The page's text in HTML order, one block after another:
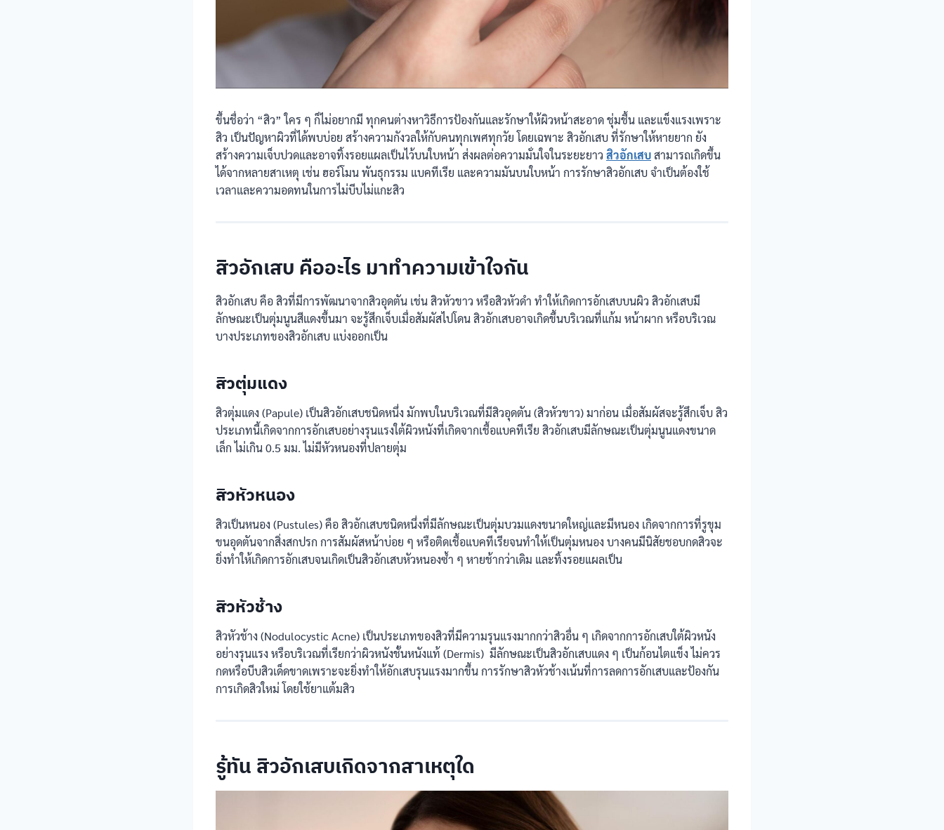
ขึ้นชื่อว่า “สิว” ใคร ๆ ก็ไม่อยากมี ทุกคนต่างหาวิธีการป้องกันและรักษาให้ผิวหน้าสะอาด ชุ่มชื้น และแข็งแรงเพราะ
สิว เป็นปัญหาผิวที่ได้พบบ่อย สร้างความกังวลให้กับคนทุกเพศทุกวัย โดยเฉพาะ สิวอักเสบ ที่รักษาให้หายยาก ยัง
สร้างความเจ็บปวดและอาจทิ้งรอยแผลเป็นไว้บนใบหน้า ส่งผลต่อความมั่นใจในระยะยาว สิวอักเสบสามารถเกิดขึ้น
ได้จากหลายสาเหตุ เช่น ฮอร์โมน พันธุกรรม แบคทีเรีย และความมันบนใบหน้า การรักษาสิวอักเสบ จำเป็นต้องใช้
เวลาและความอดทนในการไม่บีบไม่แกะสิว
สิวอักเสบ คืออะไร มาทำความเข้าใจกัน
สิวอักเสบ คือ สิวที่มีการพัฒนาจากสิวอุดตัน เช่น สิวหัวขาว หรือสิวหัวดำ ทำให้เกิดการอักเสบบนผิว สิวอักเสบมี
ลักษณะเป็นตุ่มนูนสีแดงขึ้นมา จะรู้สึกเจ็บเมื่อสัมผัสไปโดน สิวอักเสบอาจเกิดขึ้นบริเวณที่แก้ม หน้าผาก หรือบริเวณ
บางประเภทของสิวอักเสบ แบ่งออกเป็น
สิวตุ่มแดง
สิวตุ่มแดง (Papule) เป็นสิวอักเสบชนิดหนึ่ง มักพบในบริเวณที่มีสิวอุดตัน (สิวหัวขาว) มาก่อน เมื่อสัมผัสจะรู้สึกเจ็บ สิว
ประเภทนี้เกิดจากการอักเสบอย่างรุนแรงใต้ผิวหนังที่เกิดจากเชื้อแบคทีเรีย สิวอักเสบมีลักษณะเป็นตุ่มนูนแดงขนาด
เล็ก ไม่เกิน 0.5 มม. ไม่มีหัวหนองที่ปลายตุ่ม
สิวหัวหนอง
สิวเป็นหนอง (Pustules) คือ สิวอักเสบชนิดหนึ่งที่มีลักษณะเป็นตุ่มบวมแดงขนาดใหญ่และมีหนอง เกิดจากการที่รูขุม
ขนอุดตันจากสิ่งสกปรก การสัมผัสหน้าบ่อย ๆ หรือติดเชื้อแบคทีเรียจนทำให้เป็นตุ่มหนอง บางคนมีนิสัยชอบกดสิวจะ
ยิ่งทำให้เกิดการอักเสบจนเกิดเป็นสิวอักเสบหัวหนองซ้ำ ๆ หายช้ากว่าเดิม และทิ้งรอยแผลเป็น
สิวหัวช้าง
สิวหัวช้าง (Nodulocystic Acne) เป็นประเภทของสิวที่มีความรุนแรงมากกว่าสิวอื่น ๆ เกิดจากการอักเสบใต้ผิวหนัง
อย่างรุนแรง หรือบริเวณที่เรียกว่าผิวหนังชั้นหนังแท้ (Dermis) มีลักษณะเป็นสิวอักเสบแดง ๆ เป็นก้อนไตแข็ง ไม่ควร
กดหรือบีบสิวเด็ดขาดเพราะจะยิ่งทำให้อักเสบรุนแรงมากขึ้น การรักษาสิวหัวช้างเน้นที่การลดการอักเสบและป้องกัน
การเกิดสิวใหม่ โดยใช้ยาแต้มสิว
รู้ทัน สิวอักเสบเกิดจากสาเหตุใด